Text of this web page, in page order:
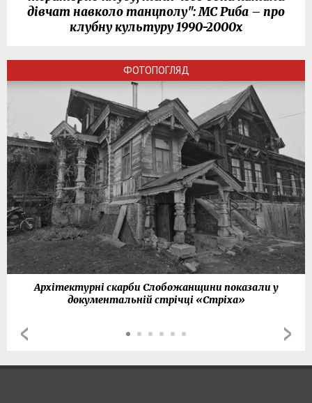
дівчат навколо танцполу": МС Риба – про
клубну культуру 1990-2000х
ФОТОПОГЛЯД
Архітектурні скарби Слобожанщини показали у
документальній стрічці «Стріха»